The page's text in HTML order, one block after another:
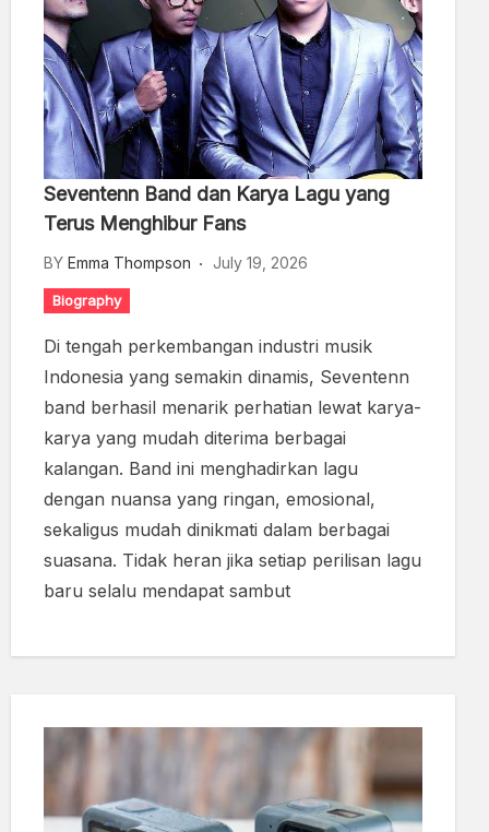
Seventenn Band dan Karya Lagu yang
Terus Menghibur Fans
BY Emma Thompson July 19, 2026
Biography
Di tengah perkembangan industri musik
Indonesia yang semakin dinamis, Seventenn
band berhasil menarik perhatian lewat karya-
karya yang mudah diterima berbagai
kalangan. Band ini menghadirkan lagu
dengan nuansa yang ringan, emosional,
sekaligus mudah dinikmati dalam berbagai
suasana. Tidak heran jika setiap perilisan lagu
baru selalu mendapat sambut